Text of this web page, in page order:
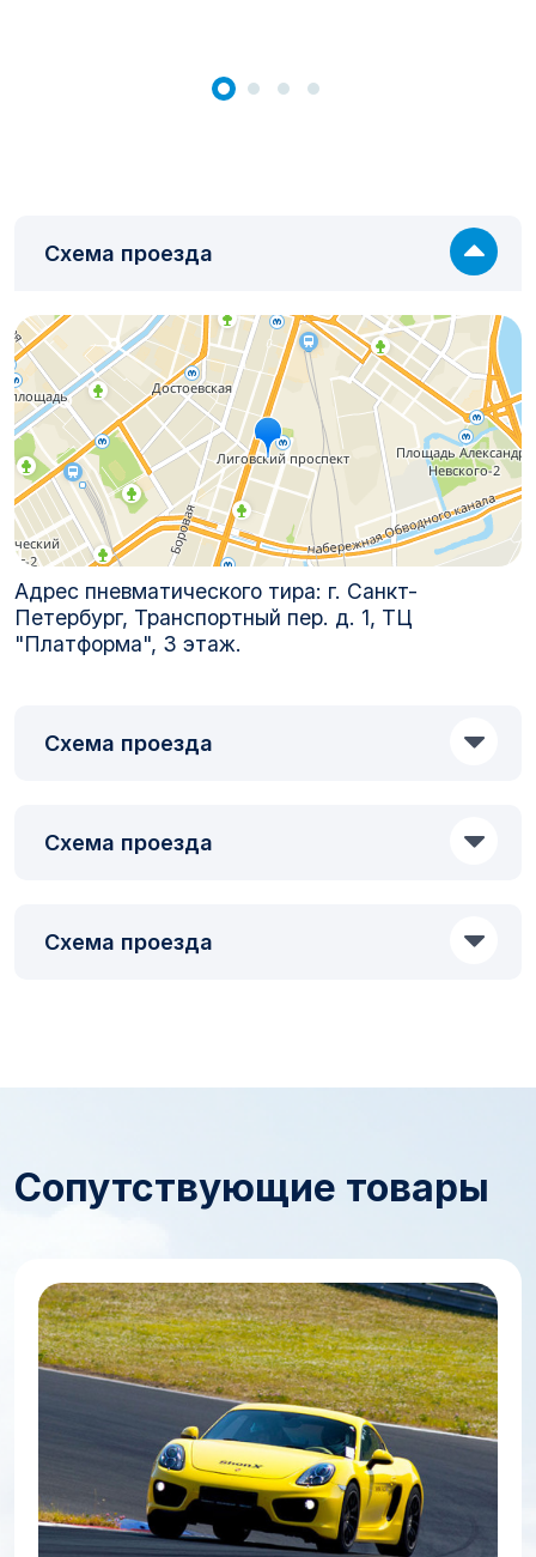
Схема проезда
Адрес пневматического тира: г. Санкт-
Петербург, Транспортный пер. д. 1, ТЦ
"Платформа", 3 этаж.
Схема проезда
Схема проезда
Схема проезда
Сопутствующие товары